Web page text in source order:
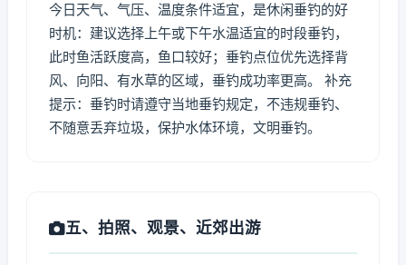
今日天气、气压、温度条件适宜，是休闲垂钓的好
时机：建议选择上午或下午水温适宜的时段垂钓，
此时鱼活跃度高，鱼口较好；垂钓点位优先选择背
风、向阳、有水草的区域，垂钓成功率更高。 补充
提示：垂钓时请遵守当地垂钓规定，不违规垂钓、
不随意丢弃垃圾，保护水体环境，文明垂钓。
五、拍照、观景、近郊出游